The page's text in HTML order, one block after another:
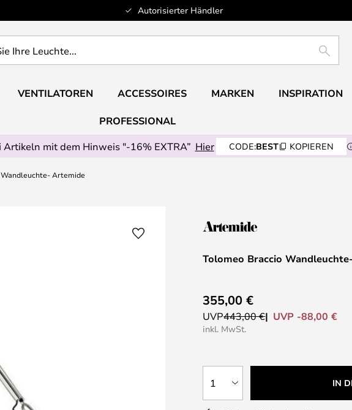
Autorisierter Händler
SUCHE
VENTILATOREN ACCESSOIRES MARKEN INSPIRATION
PROFESSIONAL
mit dem Hinweis "-16% EXTRA” Hier CODE:BEST KOPIEREN
Artemide
Tolomeo Braccio
355,00 €
UVP443,00 € UVP -88,00 €
inkl. MwSt.
1 IN